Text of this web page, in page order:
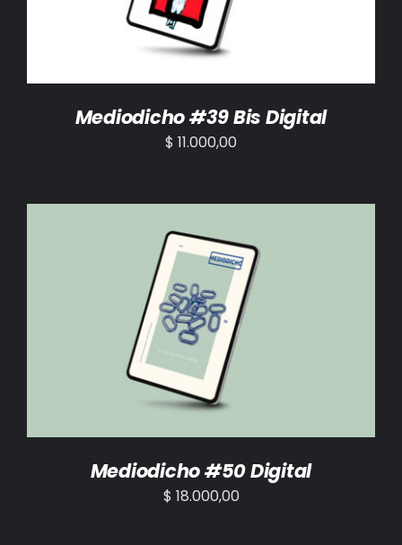
Mediodicho #39 Bis Digital
$ 11.000,00
AÑADIR AL CARRITO /
Mediodicho #50 Digital
$ 18.000,00